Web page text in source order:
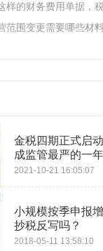
样的财务费用单据，
范围变更需要哪些材
金税四期正式启
成监管最严的一年
2021-10-21 16:05:07
小规模按季申报
抄税反写吗？
2018-05-11 13:58:10